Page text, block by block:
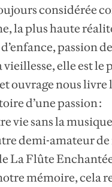
considérée
la plus haute
passion
vieillesse, elle est
ouvrage nous
d’une passion :
vie sans la
demi-amateur
La Flûte
mémoire, cela